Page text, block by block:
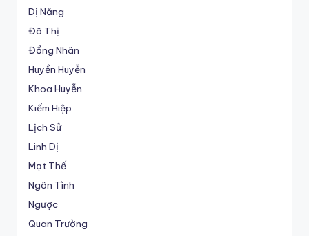
Dị Năng
Đô Thị
Đồng Nhân
Huyền Huyễn
Khoa Huyễn
Kiếm Hiệp
Lịch Sử
Linh Dị
Mạt Thế
Ngôn Tình
Ngược
Quan Trường